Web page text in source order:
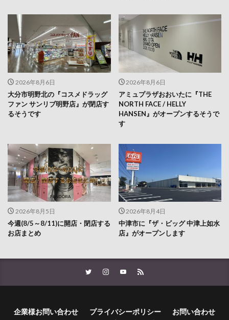
2026年8月6日
大分市明野北の『コスメドラッグ
ファン サンリブ明野店』が閉店す
るそうです
2026年8月6日
アミュプラザおおいたに『THE
NORTH FACE / HELLY
HANSEN』がオープンするそうで
す
2026年8月5日
今週(8/5～8/11)に開店・閉店する
お店まとめ
2026年8月4日
中津市に『ザ・ビッグ 中津上如水
店』がオープンします
企業様お問い合わせ プライバシーポリシー
お問い合わせ